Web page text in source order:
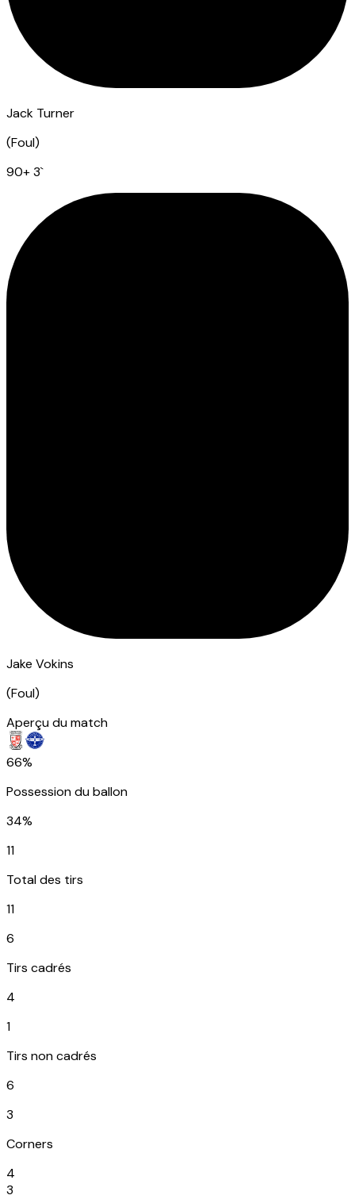
Jack Turner
(Foul)
90+ 3`
Jake Vokins
(Foul)
Aperçu du match
66%
Possession du ballon
34%
11
Total des tirs
11
6
Tirs cadrés
4
1
Tirs non cadrés
6
3
Corners
4
3